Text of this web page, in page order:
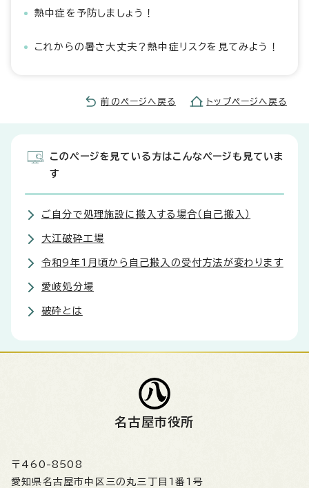
熱中症を予防しましょう！
これからの暑さ大丈夫？熱中症リスクを見てみよう！
前のページへ戻る トップページへ戻る
このページを見ている方はこんなページも見ていま
す
ご自分で処理施設に搬入する場合（自己搬入）
大江破砕工場
令和9年1月頃から自己搬入の受付方法が変わります
愛岐処分場
破砕とは
名古屋市役所
〒460-8508
愛知県名古屋市中区三の丸三丁目1番1号